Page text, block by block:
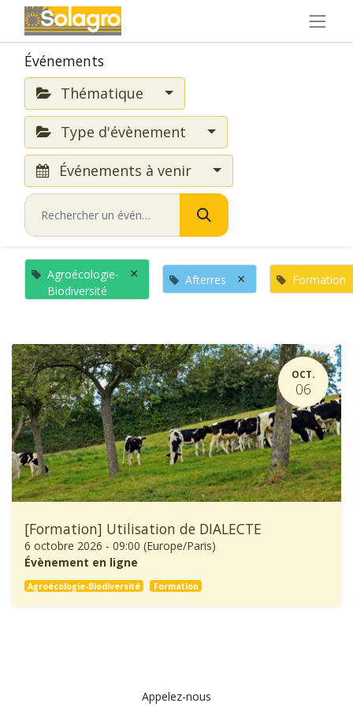
Événements
Thématique
Type d'évènement
Événements à venir
Agroécologie-
Biodiversité
× Afterres × Formation
OCT.
06
[Formation] Utilisation de DIALECTE
6 octobre 2026 - 09:00 (Europe/Paris)
Évènement en ligne
Agroécologie-Biodiversité Formation
Appelez-nous